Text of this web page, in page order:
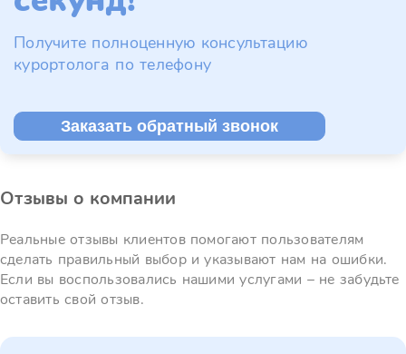
Получите полноценную консультацию
курортолога по телефону
Заказать обратный звонок
Отзывы о компании
Реальные отзывы клиентов помогают пользователям
сделать правильный выбор и указывают нам на ошибки.
Если вы воспользовались нашими услугами – не забудьте
оставить свой отзыв.